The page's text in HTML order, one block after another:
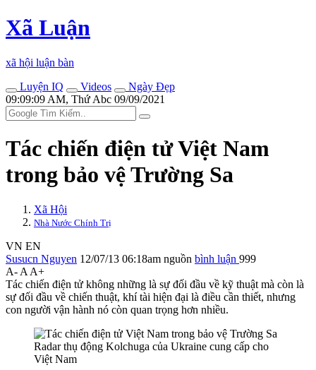
Xã Luận
xã hội luận bàn
Luyện IQ
Videos
Ngày Đẹp
09:09:09 AM, Thứ Abc 09/09/2021
Tác chiến điện tử Việt Nam
trong bảo vệ Trường Sa
Xã Hội
Nhà Nước Chính Trị
VN EN
Susucn Nguyen 12/07/13 06:18am nguồn bình luận 999
A- A A+
Tác chiến điện tử không những là sự đối đầu về kỹ thuật mà còn là
sự đối đầu về chiến thuật, khí tài hiện đại là điều cần thiết, nhưng
con người vận hành nó còn quan trọng hơn nhiều.
Radar thụ động Kolchuga của Ukraine cung cấp cho
Việt Nam